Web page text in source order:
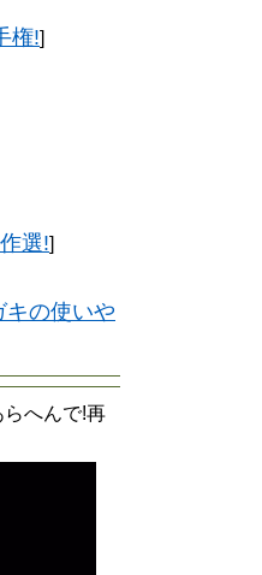
権!]
選!]
キの使いや
へんで!再